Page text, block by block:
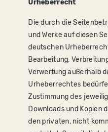
Urheberrecht
Die durch die
und Werke auf diesen
deutschen
Bearbeitung,
Verwertung außerhalb
Urheberrechtes
Zustimmung des
Downloads und Kopien
den privaten, nicht